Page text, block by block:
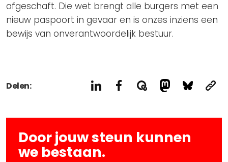
afgeschaft. Die wet brengt alle burgers met een
nieuw paspoort in gevaar en is onzes inziens een
bewijs van onverantwoordelijk bestuur.
Delen:
Door jouw steun kunnen
we bestaan.